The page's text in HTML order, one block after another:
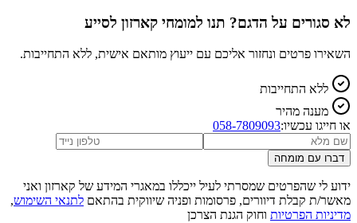
לא סגורים על הדגם? תנו למומחי קארזון לסייע
השאירו פרטים ונחזור אליכם עם ייעוץ מותאם אישית, ללא התחייבות.
ללא התחייבות
מענה מהיר
או חייגו עכשיו:058-7809093
דברו עם מומחה
ידוע לי שהפרטים שמסרתי לעיל ייכללו במאגרי המידע של קארזון ואני
מאשר/ת קבלת דיוורים, פרסומות ופניה שיווקית בהתאם לתנאי השימוש,
מדיניות הפרטיות וחוק הגנת הצרכן